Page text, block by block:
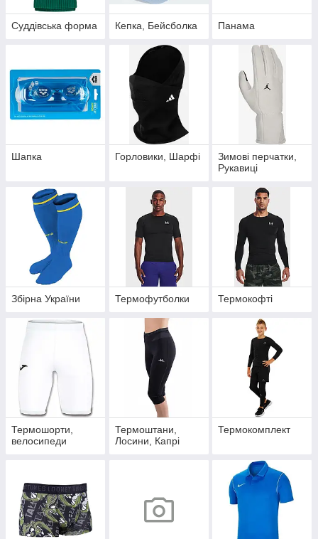
Суддівська форма Кепка, Бейсболка Панама
Шапка Горловики, Шарфі
Зимові перчатки,
Рукавиці
Збірна України Термофутболки Термокофті
Термошорти,
велосипеди
Термоштани,
Лосини, Капрі
Термокомплект